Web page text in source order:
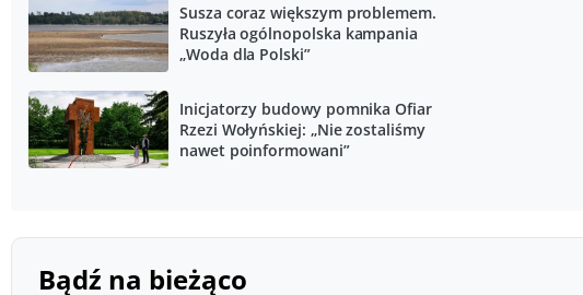
Susza coraz większym problemem.
Ruszyła ogólnopolska kampania
„Woda dla Polski”
Inicjatorzy budowy pomnika Ofiar
Rzezi Wołyńskiej: „Nie zostaliśmy
nawet poinformowani”
Bądź na bieżąco